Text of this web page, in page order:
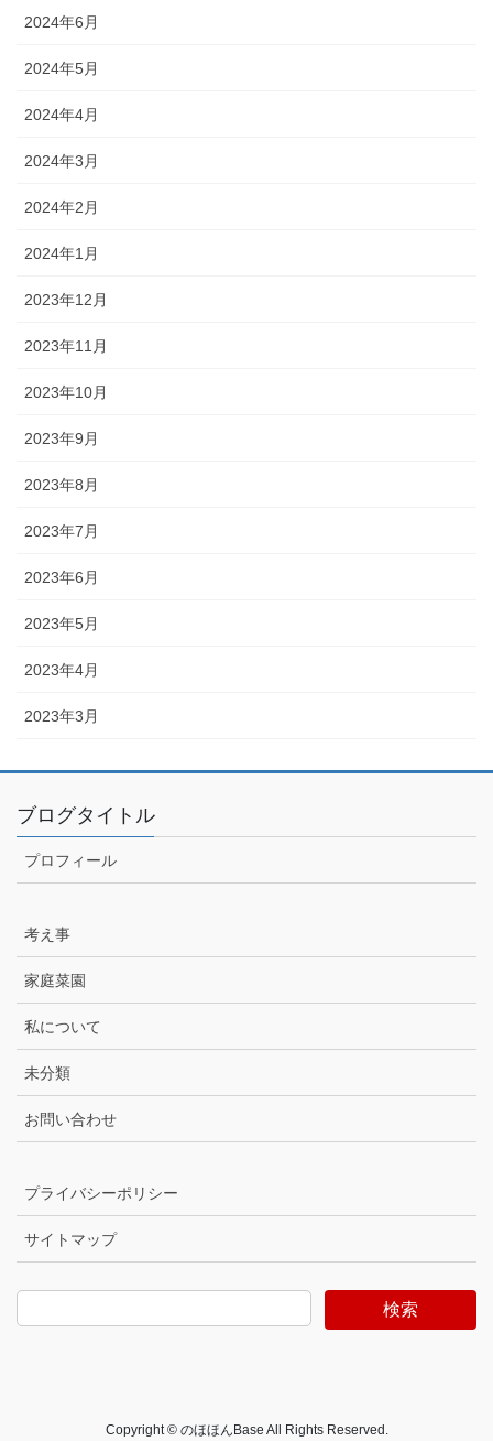
2024年6月
2024年5月
2024年4月
2024年3月
2024年2月
2024年1月
2023年12月
2023年11月
2023年10月
2023年9月
2023年8月
2023年7月
2023年6月
2023年5月
2023年4月
2023年3月
ブログタイトル
プロフィール
考え事
家庭菜園
私について
未分類
お問い合わせ
プライバシーポリシー
サイトマップ
検索
Copyright © のほほんBase All Rights Reserved.